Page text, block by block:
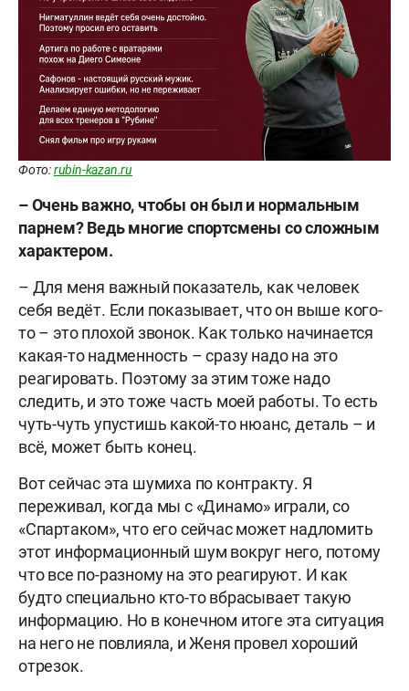
Фото:rubin-kazan.ru
– Очень важно, чтобы он был и нормальным
парнем? Ведь многие спортсмены со сложным
характером.
– Для меня важный показатель, как человек
себя ведёт. Если показывает, что он выше кого-
то – это плохой звонок. Как только начинается
какая-то надменность – сразу надо на это
реагировать. Поэтому за этим тоже надо
следить, и это тоже часть моей работы. То есть
чуть-чуть упустишь какой-то нюанс, деталь – и
всё, может быть конец.
Вот сейчас эта шумиха по контракту. Я
переживал, когда мы с «Динамо» играли, со
«Спартаком», что его сейчас может надломить
этот информационный шум вокруг него, потому
что все по-разному на это реагируют. И как
будто специально кто-то вбрасывает такую
информацию. Но в конечном итоге эта ситуация
на него не повлияла, и Женя провел хороший
отрезок.